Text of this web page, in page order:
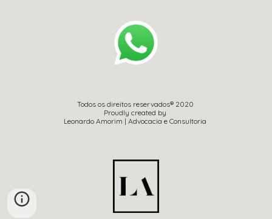
Todos os direitos reservados® 2020
Proudly created by
Leonardo Amorim | Advocacia e Consultoria